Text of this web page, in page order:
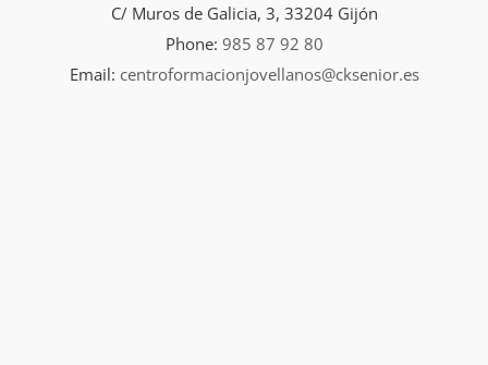
C/ Muros de Galicia, 3, 33204 Gijón
Phone: 985 87 92 80
Email: centroformacionjovellanos@cksenior.es